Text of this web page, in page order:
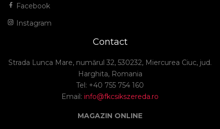
Facebook
Instagram
Contact
Strada Lunca Mare, numărul 32, 530232, Miercurea Ciuc, jud.
Harghita, Romania
Tel: +40 755 754 160
Email: info@fkcsikszereda.ro
MAGAZIN ONLINE